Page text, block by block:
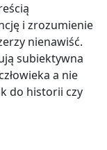
i zrozumienie
nienawiść.
subiektywna
a nie
do historii czy